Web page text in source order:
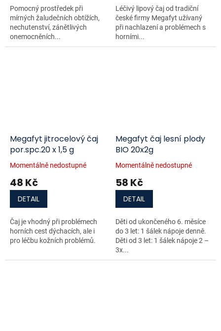
Pomocný prostředek při
mírných žaludečních obtížích,
nechutenství, zánětlivých
onemocněních...
Léčivý lipový čaj od tradiční
české firmy Megafyt užívaný
při nachlazení a problémech s
horními...
Megafyt jitrocelový čaj
por.spc.20 x 1,5 g
Momentálně nedostupné
48 Kč
DETAIL
Čaj je vhodný při problémech
horních cest dýchacích, ale i
pro léčbu kožních problémů.
Megafyt čaj lesní plody
BIO 20x2g
Momentálně nedostupné
58 Kč
DETAIL
Děti od ukončeného 6. měsíce
do 3 let: 1 šálek nápoje denně.
Děti od 3 let: 1 šálek nápoje 2 –
3x...